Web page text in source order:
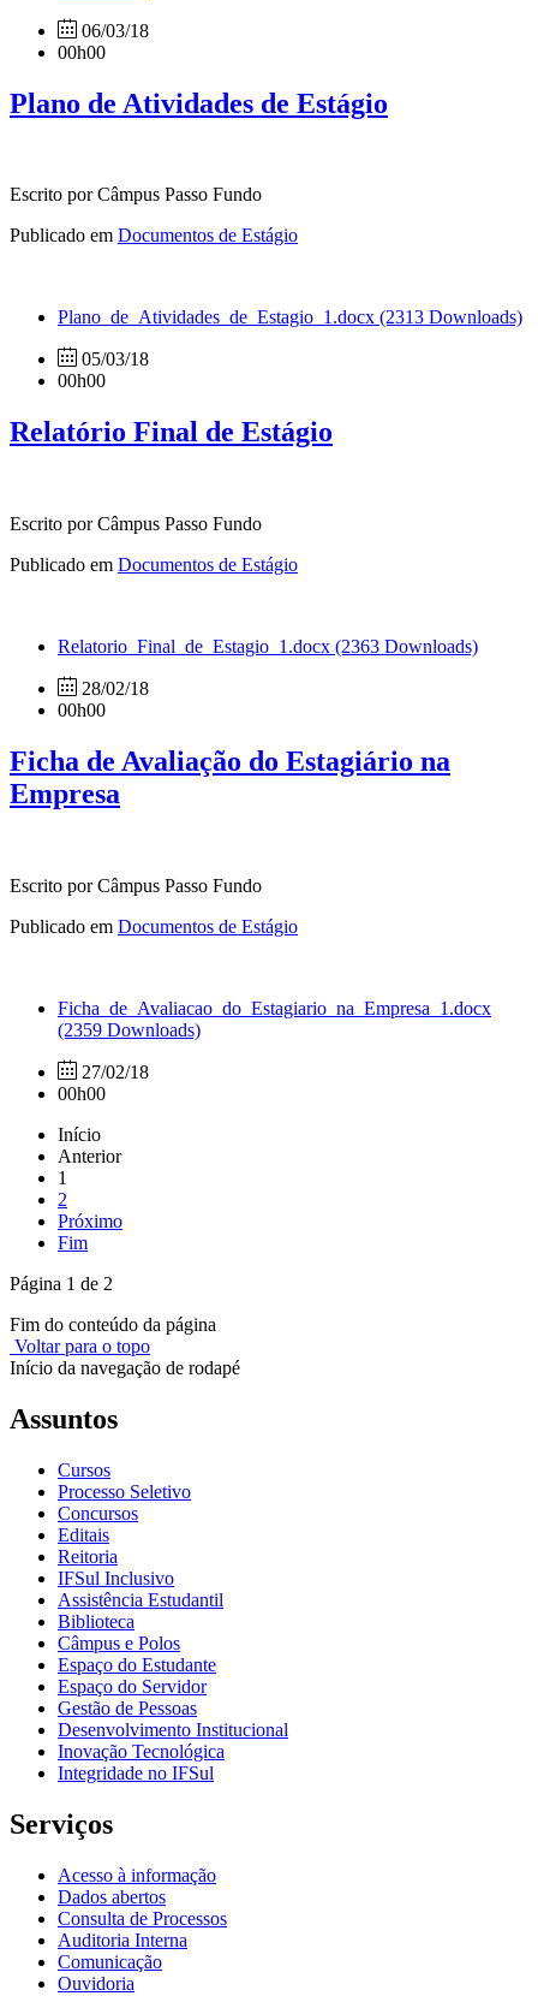
06/03/18
00h00
Plano de Atividades de Estágio
Escrito por Câmpus Passo Fundo
Publicado em Documentos de Estágio
Plano_de_Atividades_de_Estagio_1.docx (2313 Downloads)
05/03/18
00h00
Relatório Final de Estágio
Escrito por Câmpus Passo Fundo
Publicado em Documentos de Estágio
Relatorio_Final_de_Estagio_1.docx (2363 Downloads)
28/02/18
00h00
Ficha de Avaliação do Estagiário na
Empresa
Escrito por Câmpus Passo Fundo
Publicado em Documentos de Estágio
Ficha_de_Avaliacao_do_Estagiario_na_Empresa_1.docx
(2359 Downloads)
27/02/18
00h00
Início
Anterior
1
2
Próximo
Fim
Página 1 de 2
Fim do conteúdo da página
Voltar para o topo
Início da navegação de rodapé
Assuntos
Cursos
Processo Seletivo
Concursos
Editais
Reitoria
IFSul Inclusivo
Assistência Estudantil
Biblioteca
Câmpus e Polos
Espaço do Estudante
Espaço do Servidor
Gestão de Pessoas
Desenvolvimento Institucional
Inovação Tecnológica
Integridade no IFSul
Serviços
Acesso à informação
Dados abertos
Consulta de Processos
Auditoria Interna
Comunicação
Ouvidoria